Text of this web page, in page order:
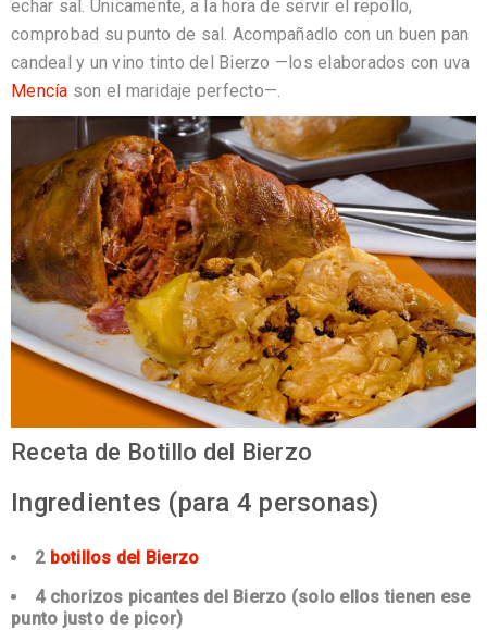
echar sal. Únicamente, a la hora de servir el repollo,
comprobad su punto de sal. Acompañadlo con un buen pan
candeal y un vino tinto del Bierzo —los elaborados con uva
Mencía son el maridaje perfecto—.
Receta de Botillo del Bierzo
Ingredientes (para 4 personas)
2 botillos del Bierzo
4 chorizos picantes del Bierzo (solo ellos tienen ese
punto justo de picor)